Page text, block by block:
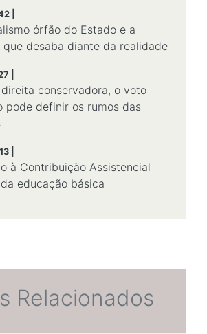
|
órfão do Estado e a
desaba diante da realidade
|
conservadora, o voto
pode definir os rumos das
|
à Contribuição Assistencial
educação básica
Relacionados